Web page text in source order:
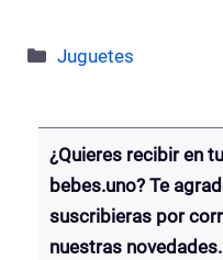
Categorías
Juguetes
¿Quieres recibir en
bebes.uno? Te
suscribieras por
nuestras novedades.